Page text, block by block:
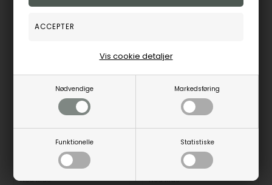
Nødvendige Markedsføring
Funktionelle Statistiske
Vis cookie detaljer
Alternativer til det du ser på
Noa Kids
19%
Noa Kids